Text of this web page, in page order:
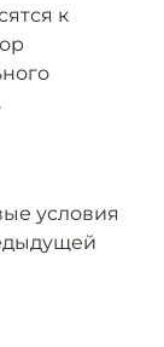
к
условия